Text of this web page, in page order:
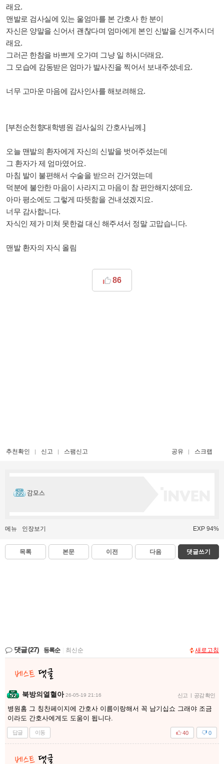
래요.
맨발로 검사실에 있는 울엄마를 본 간호사 한 분이
자신은 양말을 신어서 괜찮다며 엄마에게 본인 신발을 신겨주시더
래요.
그러곤 한참을 바쁘게 오가며 그냥 일 하시더래요.
그 모습에 감동받은 엄마가 발사진을 찍어서 보내주셨네요.
너무 고마운 마음에 감사인사를 해보려해요.
[부천순천향대학병원 검사실의 간호사님께.]
오늘 맨발의 환자에게 자신의 신발을 벗어주셨는데
그 환자가 제 엄마였어요.
마침 발이 불편해서 수술을 받으러 간거였는데
덕분에 불안한 마음이 사라지고 마음이 참 편안해지셨데요.
아마 평소에도 그렇게 따뜻함을 건내셨겠지요.
너무 감사합니다.
자식인 제가 미쳐 못한걸 대신 해주셔서 정말 고맙습니다.
맨발 환자의 자식 올림
86
추천확인 신고 스팸신고 공유 스크랩
감모스
메뉴 인장보기 EXP 94%
목록 본문 이전 다음 댓글쓰기
댓글(27) 등록순 최신순 새로고침
북방의열혈아 26-05-19 21:16 신고 | 공감 확인
병원홈 그 칭찬페이지에 간호사 이름이랑해서 꼭 남기십쇼 그래야 조금
이라도 간호사에게도 도움이 됩니다.
답글 이동 0
40